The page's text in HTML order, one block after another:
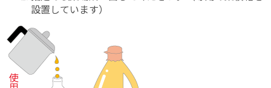
設置しています）